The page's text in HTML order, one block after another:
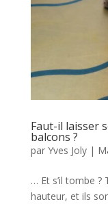
Faut-il laisser
balcons ?
par Yves Joly|
… Et s’il tombe
hauteur, et ils